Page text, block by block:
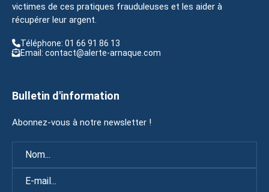
victimes de ces pratiques frauduleuses et les aider à
récupérer leur argent.
Téléphone: 01 66 91 86 13
Email: contact@alerte-arnaque.com
Bulletin d'information
Abonnez-vous à notre newsletter !